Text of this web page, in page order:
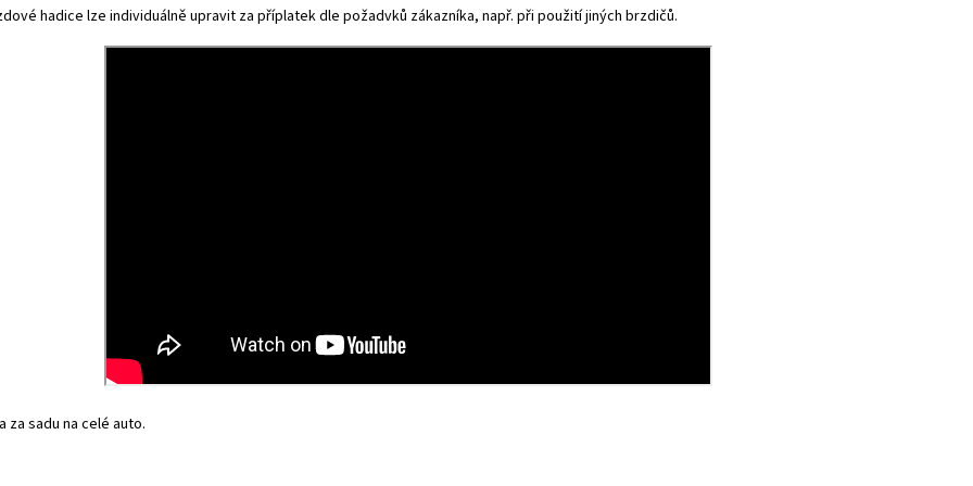
hadice lze individuálně upravit za příplatek dle požadvků zákazníka, např. při použití jiných brzdičů.
za sadu na celé auto.